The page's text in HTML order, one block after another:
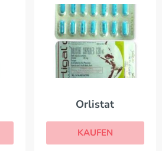
Orlistat
KAUFEN